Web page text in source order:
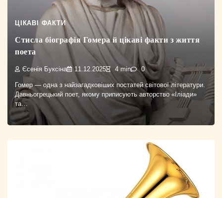
ЦІКАВІ ФАКТИ
Стисла біографія Гомера й цікаві факти з життя
поета
Єсенія Буксіна 11.12.2025 4 min 0
Гомер — одна з найзагадковіших постатей світової літератури.
Давньогрецький поет, якому приписують авторство «Іліади»
та…